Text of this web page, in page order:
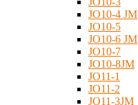
JO10-4 JM
JO10-5
JO10-6 JM
JO10-7
JO10-8JM
JO11-1
JO11-2
JO11-3JM